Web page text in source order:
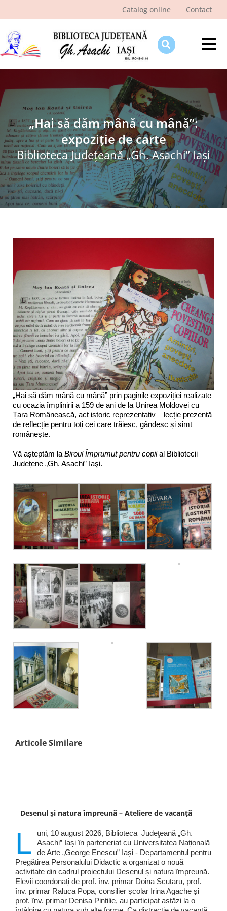
Catalog online Contact
Ştiri şi evenimente
Programe şi proiecte
Interes public
„Hai să dăm mână cu mână”:
expoziție de carte
Biblioteca Judeţeană „Gh. Asachi” Iaşi
„Hai să dăm mână cu mână” prin paginile expoziției realizate
cu ocazia împlinirii a 159 de ani de la Unirea Moldovei cu
Țara Românească, act istoric reprezentativ – lecție prezentă
de reflecție pentru toți cei care trăiesc, gândesc și simt
românește.
Vă așteptăm la Biroul Împrumut pentru copiial Bibliotecii
Județene „Gh. Asachi” Iaşi.
Articole Similare
Desenul și natura împreună – Ateliere de vacanță
L
uni, 10 august 2026, Biblioteca Judeţeană „Gh.
Asachi” Iaşi în parteneriat cu Universitatea Națională
de Arte „George Enescu” Iași - Departamentul pentru
Pregătirea Personalului Didactic a organizat o nouă
activitate din cadrul proiectului Desenul și natura împreună.
Elevii coordonați de prof. înv. primar Doina Scutaru, prof.
înv. primar Raluca Popa, consilier școlar Irina Agache și
prof. înv. primar Denisa Pintilie, au participat astăzi la o